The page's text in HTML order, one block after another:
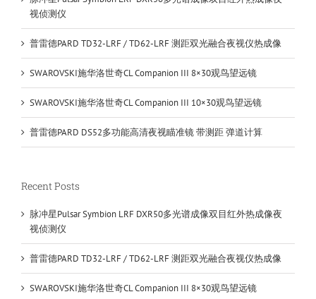
视侦测仪
普雷德PARD TD32-LRF / TD62-LRF 测距双光融合夜视仪热成像
SWAROVSKI施华洛世奇CL Companion III 8×30观鸟望远镜
SWAROVSKI施华洛世奇CL Companion III 10×30观鸟望远镜
普雷德PARD DS52多功能高清夜视瞄准镜 带测距 弹道计算
Recent Posts
脉冲星Pulsar Symbion LRF DXR50多光谱成像双目红外热成像夜
视侦测仪
普雷德PARD TD32-LRF / TD62-LRF 测距双光融合夜视仪热成像
SWAROVSKI施华洛世奇CL Companion III 8×30观鸟望远镜